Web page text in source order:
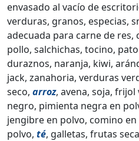
envasado al vacío de
verduras, granos, especias,
adecuada para carne de res,
pollo, salchichas, tocino,
duraznos, naranja, kiwi,
jack, zanahoria, verduras
seco, arroz, avena, soja,
negro, pimienta negra en
jengibre en polvo, comino
polvo, té, galletas, frutas